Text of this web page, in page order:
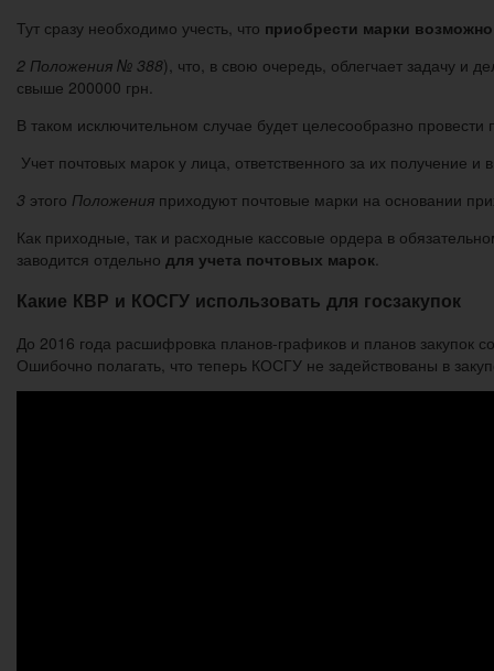
Тут сразу необходимо учесть, что приобрести марки
2 Положения № 388), что, в свою очередь, облегчает задачу и
свыше 200000 грн.
В таком исключительном случае будет целесообразно
Учет почтовых марок у лица, ответственного за их получение
3 этого Положения приходуют почтовые марки на основании
Как приходные, так и расходные кассовые ордера в
заводится отдельно для учета почтовых марок
Какие КВР и КОСГУ использовать для госзакупок
До 2016 года расшифровка планов-графиков и планов
Ошибочно полагать, что теперь КОСГУ не задействованы в